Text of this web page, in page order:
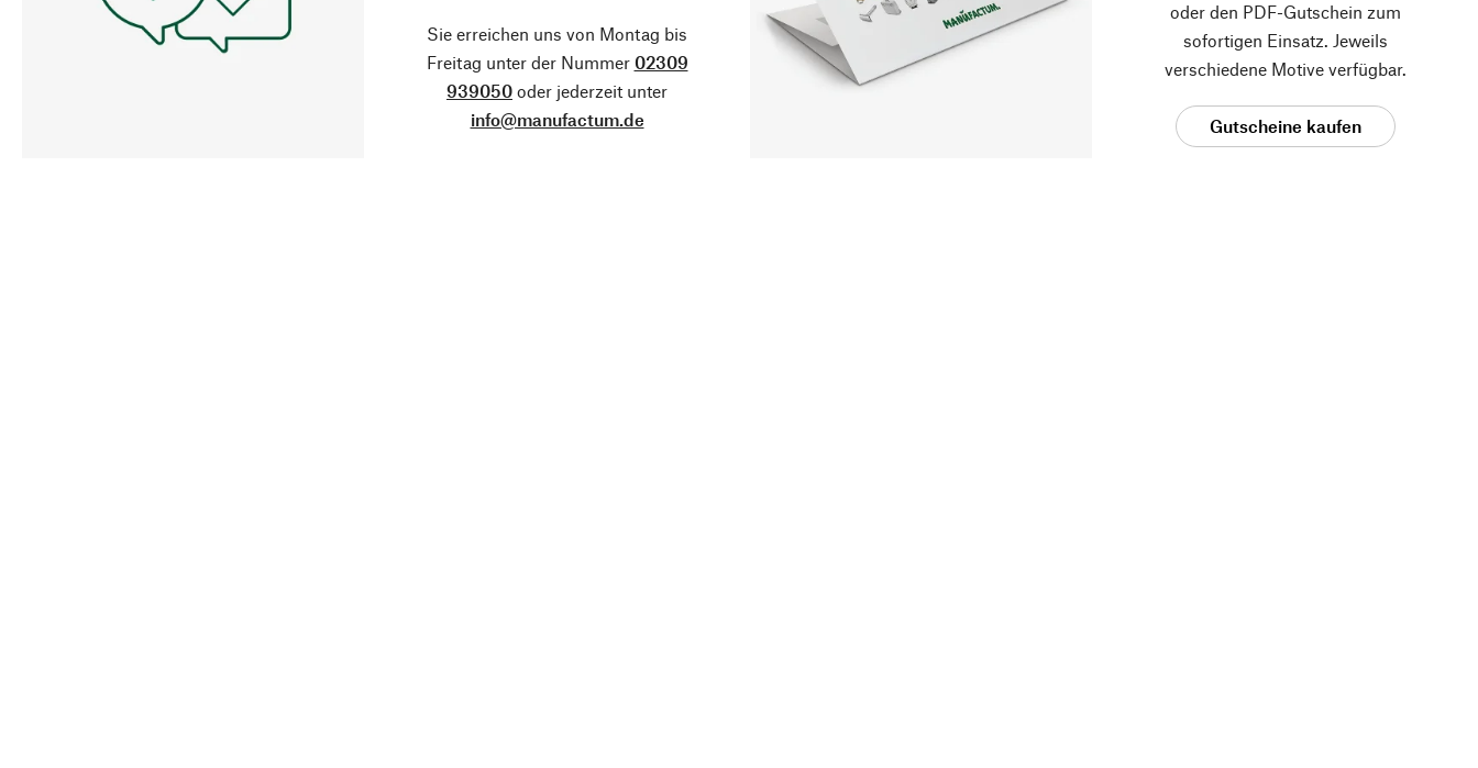
Sie erreichen uns von Montag bis
Freitag unter der Nummer 02309
939050 oder jederzeit unter
info@manufactum.de
oder den PDF-Gutschein zum
sofortigen Einsatz. Jeweils
verschiedene Motive verfügbar.
Gutscheine kaufen